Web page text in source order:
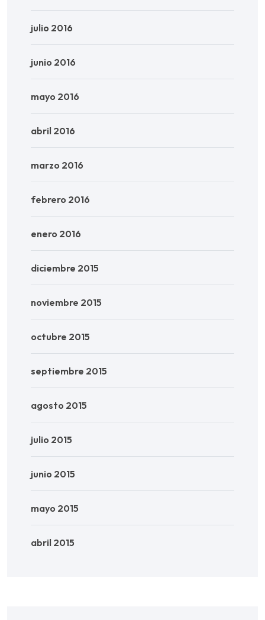
julio 2016
junio 2016
mayo 2016
abril 2016
marzo 2016
febrero 2016
enero 2016
diciembre 2015
noviembre 2015
octubre 2015
septiembre 2015
agosto 2015
julio 2015
junio 2015
mayo 2015
abril 2015